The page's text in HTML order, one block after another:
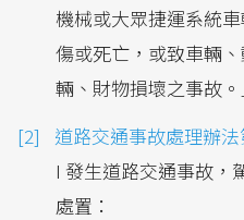
機械或大眾捷運系統
傷或死亡，或致車輛
輛、財物損壞之事故。
道路交通事故處理辦
I 發生道路交通事故，
處置：